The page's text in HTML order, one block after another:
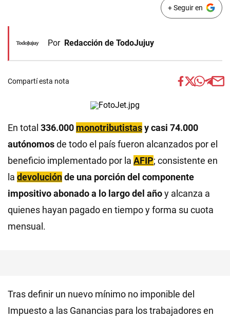
+ Seguir en
Por Redacción de TodoJujuy
Compartí esta nota
En total 336.000 monotributistasy casi 74.000
autónomosde todo el país fueron alcanzados por el
beneficio implementado por la AFIP; consistente en
la devoluciónde una porción del componente
impositivo abonado a lo largo del añoy alcanza a
quienes hayan pagado en tiempo y forma su cuota
mensual.
Tras definir un nuevo mínimo no imponible del
Impuesto a las Ganancias para los trabajadores en